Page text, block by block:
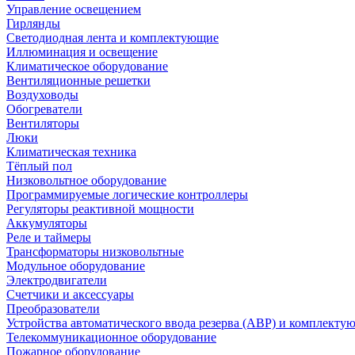
Управление освещением
Гирлянды
Светодиодная лента и комплектующие
Иллюминация и освещение
Климатическое оборудование
Вентиляционные решетки
Воздуховоды
Обогреватели
Вентиляторы
Люки
Климатическая техника
Тёплый пол
Низковольтное оборудование
Программируемые логические контроллеры
Регуляторы реактивной мощности
Аккумуляторы
Реле и таймеры
Трансформаторы низковольтные
Модульное оборудование
Электродвигатели
Счетчики и аксессуары
Преобразователи
Устройства автоматического ввода резерва (АВР) и
Телекоммуникационное оборудование
Пожарное оборудование